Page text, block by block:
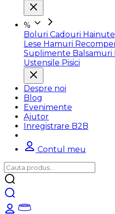
%
Boluri Cadouri
Lese Hamuri
Suplimente Balsamuri
Ustensile Pisici
Despre noi
Blog
Evenimente
Ajutor
Inregistrare B2B
Contul meu